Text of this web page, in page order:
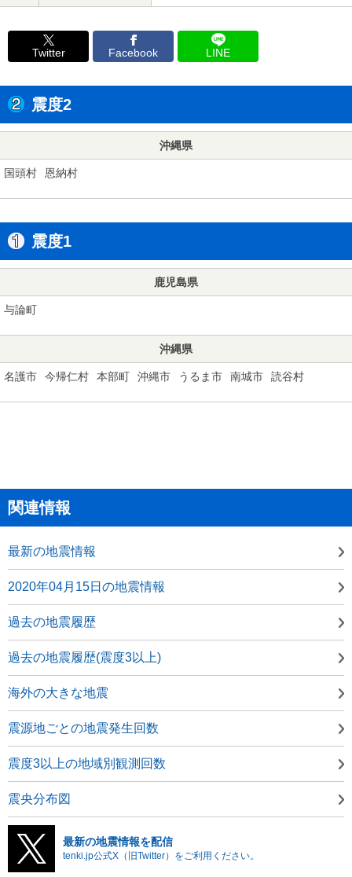
Twitter Facebook LINE
震度2
沖縄県
国頭村 恩納村
震度1
鹿児島県
与論町
沖縄県
名護市 今帰仁村 本部町 沖縄市 うるま市 南城市 読谷村
関連情報
最新の地震情報
2020年04月15日の地震情報
過去の地震履歴
過去の地震履歴(震度3以上)
海外の大きな地震
震源地ごとの地震発生回数
震度3以上の地域別観測回数
震央分布図
最新の地震情報を配信
tenki.jp公式X（旧Twitter）をご利用ください。